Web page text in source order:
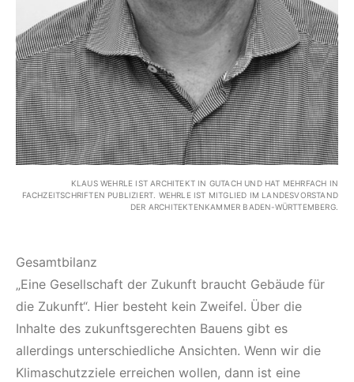
KLAUS WEHRLE IST ARCHITEKT IN GUTACH UND HAT MEHRFACH IN
FACHZEITSCHRIFTEN PUBLIZIERT. WEHRLE IST MITGLIED IM LANDESVORSTAND
DER ARCHITEKTENKAMMER BADEN-WÜRTTEMBERG.
Gesamtbilanz
„Eine Gesellschaft der Zukunft braucht Gebäude für
die Zukunft“. Hier besteht kein Zweifel. Über die
Inhalte des zukunftsgerechten Bauens gibt es
allerdings unterschiedliche Ansichten. Wenn wir die
Klimaschutzziele erreichen wollen, dann ist eine